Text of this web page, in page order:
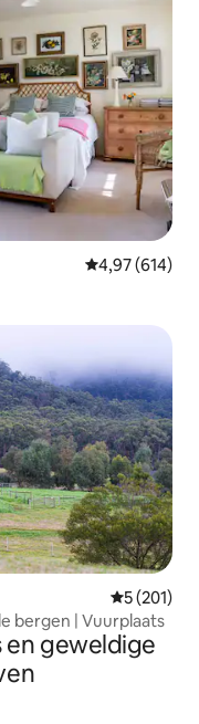
Gemiddelde
4,97 (614)
5 (201)
bergen | Vuurplaats
en geweldige